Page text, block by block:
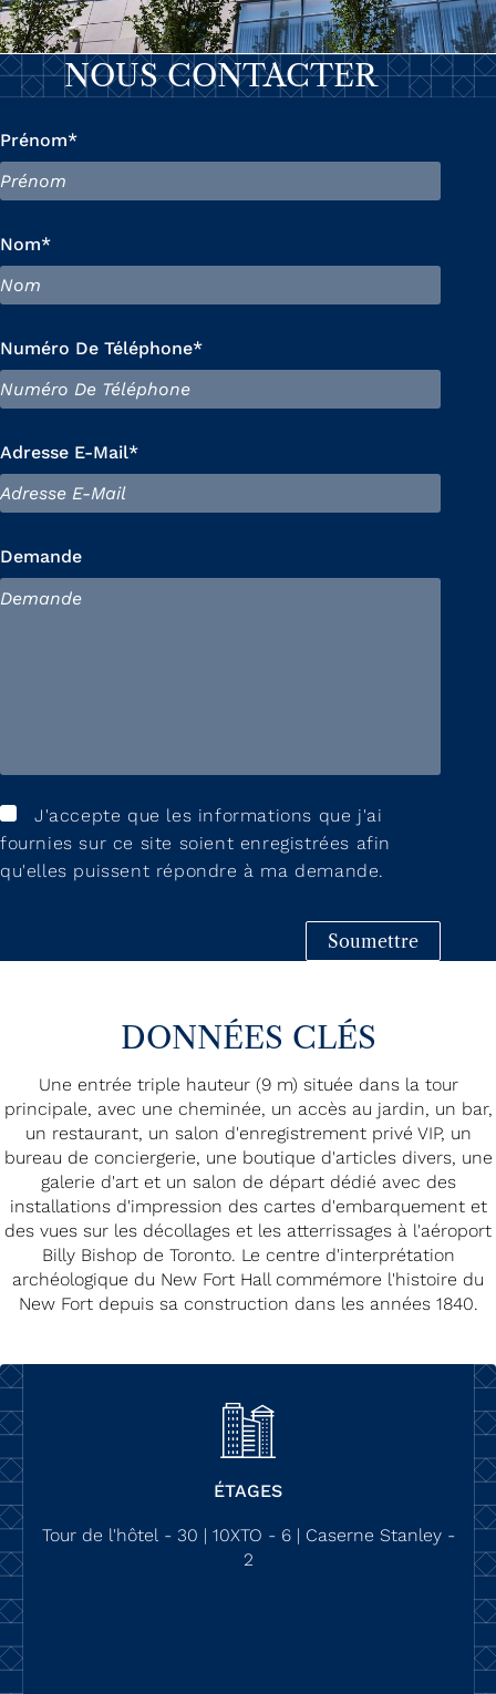
NOUS CONTACTER
Prénom*
Nom*
Numéro De Téléphone*
Adresse E-Mail*
Demande
J'accepte que les informations que j'ai
fournies sur ce site soient enregistrées afin
qu'elles puissent répondre à ma demande.
Soumettre
DONNÉES CLÉS
Une entrée triple hauteur (9 m) située dans la tour
principale, avec une cheminée, un accès au jardin, un bar,
un restaurant, un salon d'enregistrement privé VIP, un
bureau de conciergerie, une boutique d'articles divers, une
galerie d'art et un salon de départ dédié avec des
installations d'impression des cartes d'embarquement et
des vues sur les décollages et les atterrissages à l'aéroport
Billy Bishop de Toronto. Le centre d'interprétation
archéologique du New Fort Hall commémore l'histoire du
New Fort depuis sa construction dans les années 1840.
ÉTAGES
Tour de l'hôtel - 30 | 10XTO - 6 | Caserne Stanley -
2